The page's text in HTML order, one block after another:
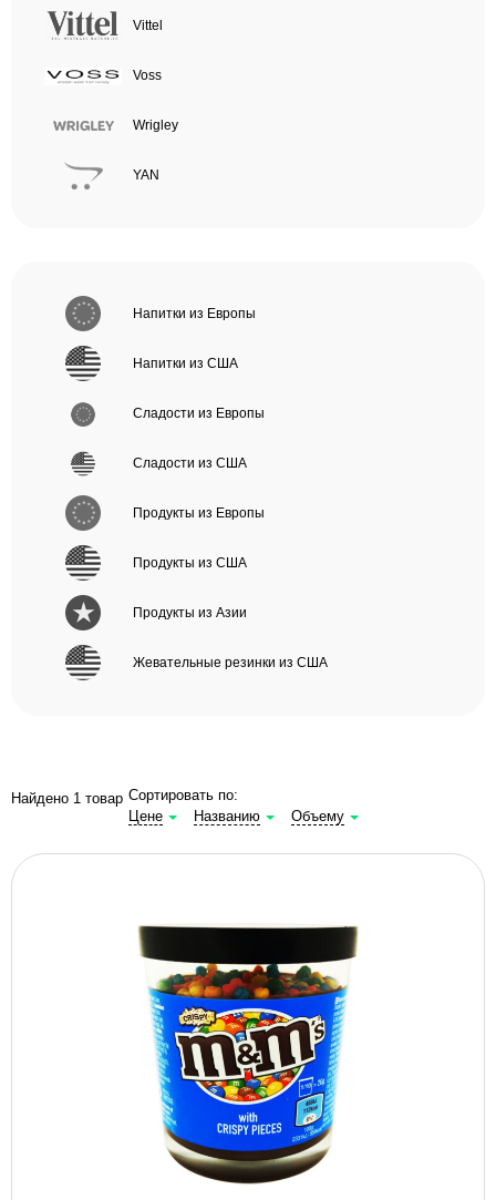
Vittel
Voss
Wrigley
YAN
Напитки из Европы
Напитки из США
Сладости из Европы
Сладости из США
Продукты из Европы
Продукты из США
Продукты из Азии
Жевательные резинки из США
Найдено 1 товар Сортировать по:
Цене
Названию Объему